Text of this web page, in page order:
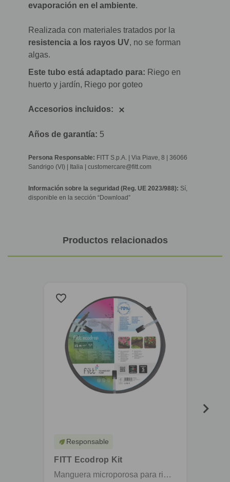
evaporación en el ambiente.
Realizada con materiales tratados por la
resistencia a los rayos UV, no se forman
algas.
Este tubo está adaptado para: Riego en
huerto y jardín, Riego por goteo
Accesorios incluidos:
Años de garantía: 5
Persona Responsable: FITT S.p.A. | Via Piave, 8 | 36066
Sandrigo (VI) | Italia | customercare@fitt.com
Información sobre la seguridad (Reg. UE 2023/988): Sí,
disponible en la sección “Download”
Productos relacionados
favorite_border
ecoResponsable
FITT Ecodrop Kit
Manguera microporosa para riego enterrado y en superficie